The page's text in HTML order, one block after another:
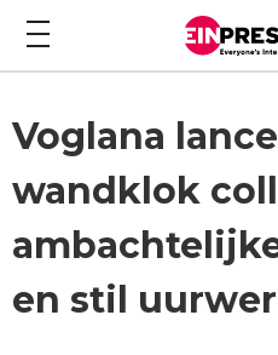
Voglana
wandklok
en stil